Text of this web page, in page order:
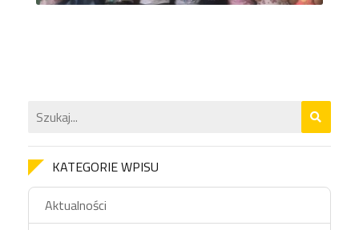
KATEGORIE WPISU
Aktualności